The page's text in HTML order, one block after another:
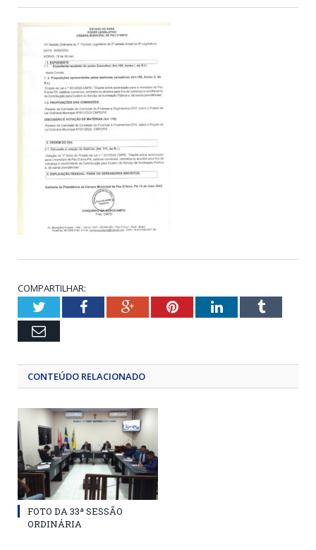
COMPARTILHAR:
TwitterFacebookGoogle+PinterestLinkedInTumblr
Email
CONTEÚDO RELACIONADO
FOTO DA 33ª SESSÃO
ORDINÁRIA